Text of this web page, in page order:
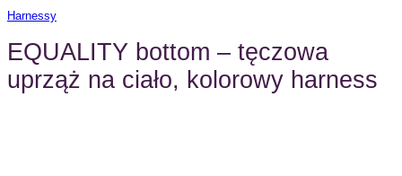
Harnessy
EQUALITY bottom – tęczowa
uprząż na ciało, kolorowy harness